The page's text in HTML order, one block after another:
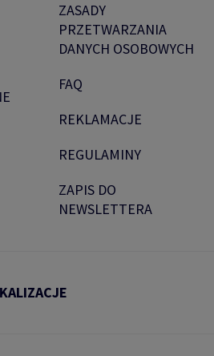
ZASADY
PRZETWARZANIA
DANYCH OSOBOWYCH
FAQ
REKLAMACJE
REGULAMINY
ZAPIS DO
NEWSLETTERA